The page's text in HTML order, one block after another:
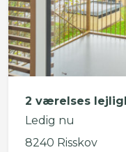
2 værelses
Ledig nu
8240 Risskov